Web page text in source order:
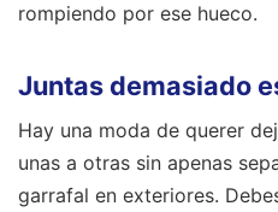
rompiendo por ese hueco.
Juntas demasiado
Hay una moda de querer
unas a otras sin apenas
garrafal en exteriores.